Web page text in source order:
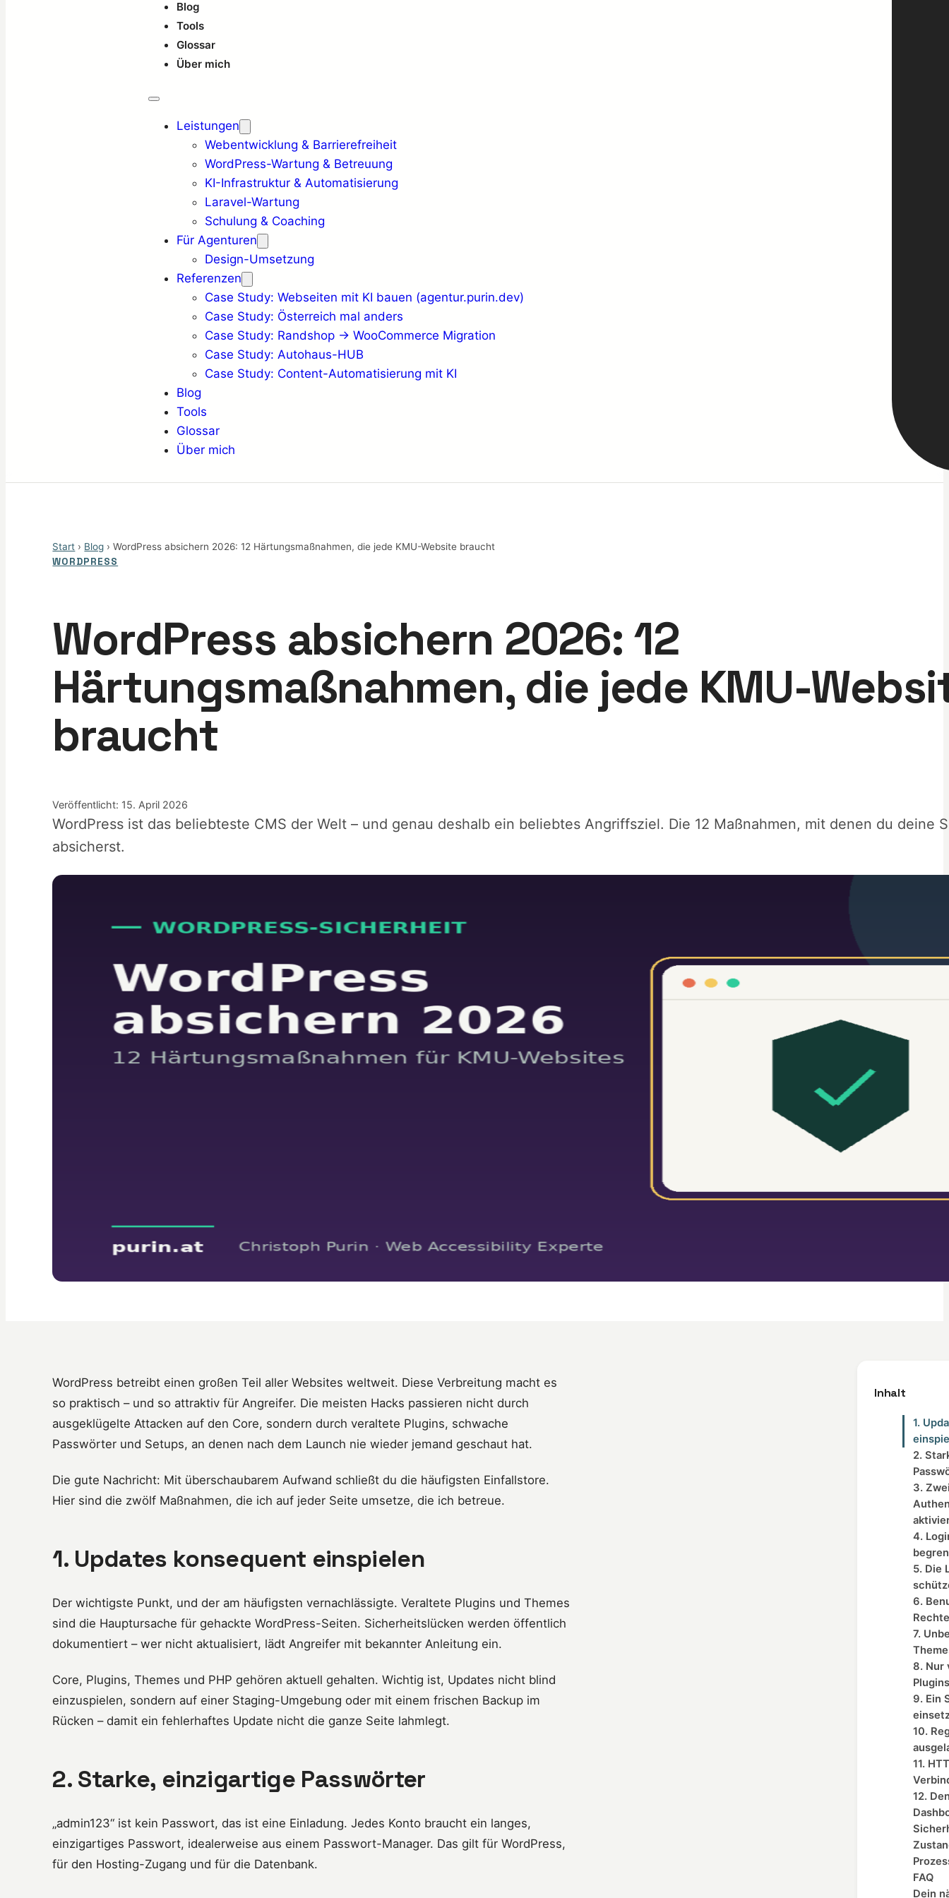
Blog
Tools
Glossar
Über mich
Leistungen
Webentwicklung & Barrierefreiheit
WordPress-Wartung & Betreuung
KI-Infrastruktur & Automatisierung
Laravel-Wartung
Schulung & Coaching
Für Agenturen
Design-Umsetzung
Referenzen
Case Study: Webseiten mit KI bauen (agentur.purin.dev)
Case Study: Österreich mal anders
Case Study: Randshop → WooCommerce Migration
Case Study: Autohaus-HUB
Case Study: Content-Automatisierung mit KI
Blog
Tools
Glossar
Über mich
Start › Blog › WordPress absichern 2026: 12 Härtungsmaßnahmen, die jede KMU-Website braucht
WORDPRESS
WordPress absichern 2026: 12
Härtungsmaßnahmen, die jede KMU-
braucht
Veröffentlicht: 15. April 2026
WordPress ist das beliebteste CMS der Welt – und genau deshalb ein beliebtes Angriffsziel. Die 12 Maßnahmen, mit denen du deine
absicherst.
WordPress betreibt einen großen Teil aller Websites weltweit. Diese Verbreitung macht es
so praktisch – und so attraktiv für Angreifer. Die meisten Hacks passieren nicht durch
ausgeklügelte Attacken auf den Core, sondern durch veraltete Plugins, schwache
Passwörter und Setups, an denen nach dem Launch nie wieder jemand geschaut hat.
Die gute Nachricht: Mit überschaubarem Aufwand schließt du die häufigsten Einfallstore.
Hier sind die zwölf Maßnahmen, die ich auf jeder Seite umsetze, die ich betreue.
1. Updates konsequent einspielen
Der wichtigste Punkt, und der am häufigsten vernachlässigte. Veraltete Plugins und Themes
sind die Hauptursache für gehackte WordPress-Seiten. Sicherheitslücken werden öffentlich
dokumentiert – wer nicht aktualisiert, lädt Angreifer mit bekannter Anleitung ein.
Core, Plugins, Themes und PHP gehören aktuell gehalten. Wichtig ist, Updates nicht blind
einzuspielen, sondern auf einer Staging-Umgebung oder mit einem frischen Backup im
Rücken – damit ein fehlerhaftes Update nicht die ganze Seite lahmlegt.
2. Starke, einzigartige Passwörter
„admin123“ ist kein Passwort, das ist eine Einladung. Jedes Konto braucht ein langes,
einzigartiges Passwort, idealerweise aus einem Passwort-Manager. Das gilt für WordPress,
für den Hosting-Zugang und für die Datenbank.
Inhalt
1.
2.
3.
4.
5. Die
6.
7.
8. Nur
9. Ein
10.
11.
12.
FAQ
Dein